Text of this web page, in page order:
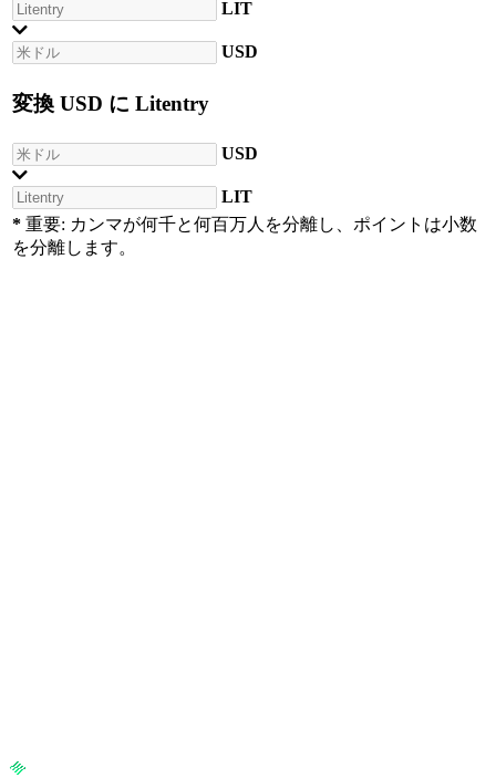
LIT
USD
変換 USD に Litentry
USD
LIT
* 重要: カンマが何千と何百万人を分離し、ポイントは小数
を分離します。